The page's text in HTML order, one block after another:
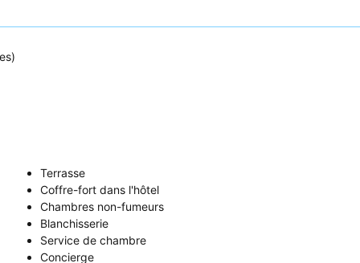
Terrasse
Coffre-fort dans l'hôtel
Chambres non-fumeurs
Blanchisserie
Service de chambre
Concierge